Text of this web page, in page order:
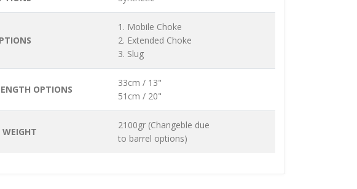
1. Mobile Choke
2. Extended Choke
3. Slug
OPTIONS
33cm / 13"
51cm / 20"
WEIGHT
2100gr (Changeble due
to barrel options)